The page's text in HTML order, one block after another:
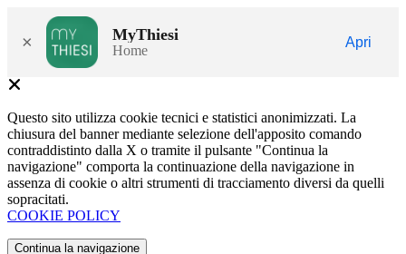
× MyThiesi
Home
Apri
Questo sito utilizza cookie tecnici e statistici anonimizzati. La
chiusura del banner mediante selezione dell'apposito comando
contraddistinto dalla X o tramite il pulsante "Continua la
navigazione" comporta la continuazione della navigazione in
assenza di cookie o altri strumenti di tracciamento diversi da quelli
sopracitati.
COOKIE POLICY
Continua la navigazione